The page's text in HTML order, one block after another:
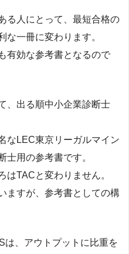
る人にとって、最短合格の
な一冊に変わります。
有効な参考書となるので
、出る順中小企業診断士
なLEC東京リーガルマイン
士用の参考書です。
はTACと変わりません。
ますが、参考書としての構
は、アウトプットに比重を